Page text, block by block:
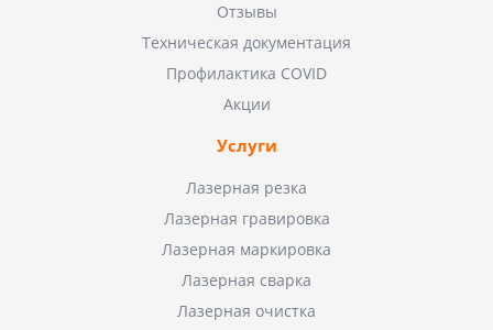
Отзывы
Техническая документация
Профилактика COVID
Акции
Услуги
Лазерная резка
Лазерная гравировка
Лазерная маркировка
Лазерная сварка
Лазерная очистка